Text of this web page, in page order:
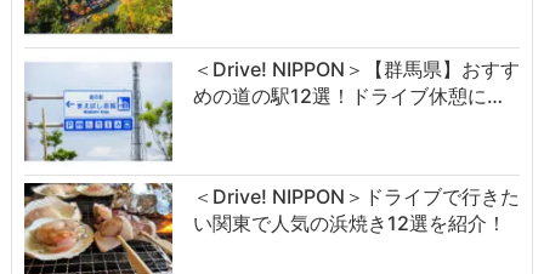
＜Drive! NIPPON＞【群馬県】おすす
めの道の駅12選！ドライブ休憩に…
＜Drive! NIPPON＞ドライブで行きた
い関東で人気の浜焼き12選を紹介！